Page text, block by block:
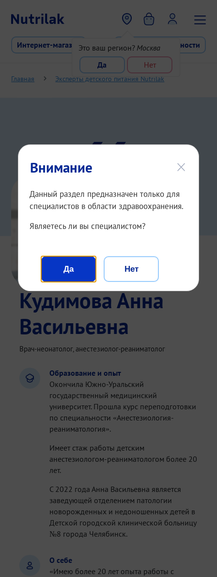
Это ваш регион? Москва
Да
Нет
Интернет-магазин Программа лояльности
Главная Эксперты детского питания Nutrilak
Кудимова Анна
Васильевна
Врач-неонатолог, анестезиолог-реаниматолог
Образование и опыт
Окончила Южно-Уральский
государственный медицинский
университет. Прошла курс переподготовки
по специальности «Анестезиология-
реаниматология».
Имеет стаж работы детским
анестезиологом-реаниматологом более 20
лет.
С 2022 года Анна Васильевна является
заведующей отделением патологии
новорожденных и недоношенных детей в
Детской городской клинической больницу
№8 города Челябинск.
О себе
«Имею более 20 лет опыта работы с
Внимание
Данный раздел предназначен только для
специалистов в области здравоохранения.
Являетесь ли вы специалистом?
Да Нет